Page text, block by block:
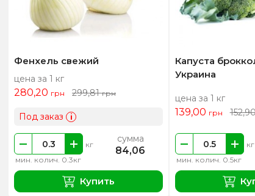
Фенхель свежий
цена за 1 кг
280,20 грн 299,81грн
Под заказ i
мин. колич. 0.3кг
кг сумма
84,06
Купить
Капуста
Украина
цена за 1 кг
139,00 грн
мин. колич. 0.5кг
кг